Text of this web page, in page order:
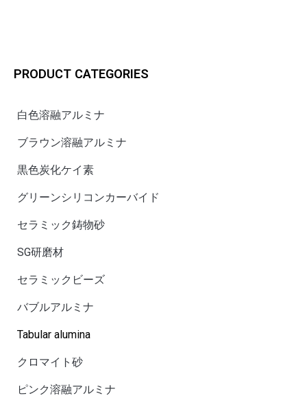
PRODUCT CATEGORIES
白色溶融アルミナ
ブラウン溶融アルミナ
黒色炭化ケイ素
グリーンシリコンカーバイド
セラミック鋳物砂
SG研磨材
セラミックビーズ
バブルアルミナ
Tabular alumina
クロマイト砂
ピンク溶融アルミナ